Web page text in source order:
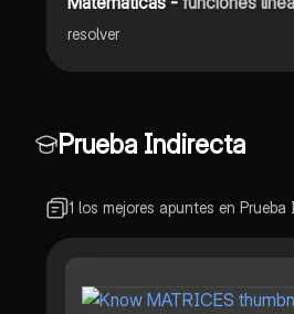
resolver
Prueba Indirecta
1 los mejores apuntes en